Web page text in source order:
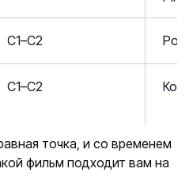
C1–C2
C1–C2
точка, и со временем
фильм подходит вам на